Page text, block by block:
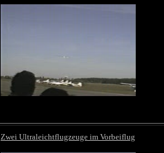
Zwei Ultraleichtflugzeuge im Vorbeiflug